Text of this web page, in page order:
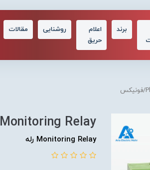
برند
اعلام
حریق
روشنایی مقالات
Monitoring Relay رله/Phoenix-Contact/فونیکس
Monitoring Relay رله